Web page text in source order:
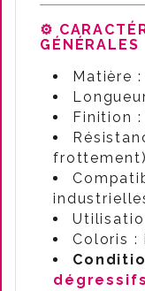
⚙️
GÉNÉRALES
Matière
Finition
frottement)
Coloris :